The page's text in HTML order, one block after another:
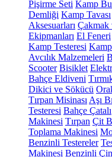
Pişirme Seti Kamp
Demliği Kamp Tavası
Aksesuarları Çakmak
Ekipmanları El Feneri
Kamp Testeresi
Avcılık Malzemeleri
Scooter Bisiklet
Bahçe Eldiveni
Dikici ve Sökücü
Tırpan Misinası Aşı
Testeresi Bahçe Çatalı
Makinesi Tırpan Çit
Toplama Makinesi
Benzinli Testereler
Makinesi Benzinli